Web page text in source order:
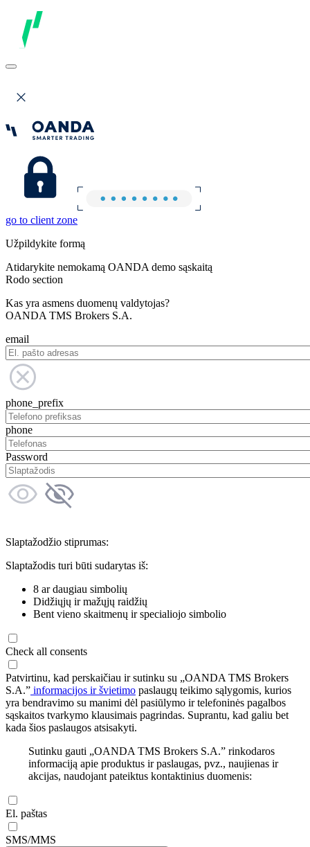
go to client zone
Užpildykite formą
Atidarykite nemokamą OANDA demo sąskaitą
Rodo section
Kas yra asmens duomenų valdytojas?
OANDA TMS Brokers S.A.
email
phone_prefix
phone
Password
Slaptažodžio stiprumas:
Slaptažodis turi būti sudarytas iš:
8 ar daugiau simbolių
Didžiųjų ir mažųjų raidžių
Bent vieno skaitmenų ir specialiojo simbolio
Check all consents
Patvirtinu, kad perskaičiau ir sutinku su „OANDA TMS Brokers
S.A.” informacijos ir švietimo paslaugų teikimo sąlygomis, kurios
yra bendravimo su manimi dėl pasiūlymo ir telefoninės pagalbos
sąskaitos tvarkymo klausimais pagrindas. Suprantu, kad galiu bet
kada šios paslaugos atsisakyti.
Sutinku gauti „OANDA TMS Brokers S.A.” rinkodaros
informaciją apie produktus ir paslaugas, pvz., naujienas ir
akcijas, naudojant pateiktus kontaktinius duomenis:
El. paštas
SMS/MMS